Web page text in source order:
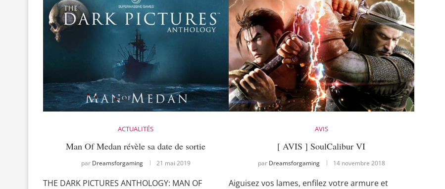
ACTUALITÉS
Man Of Medan révèle sa date de sortie
par Dreamsforgaming 21 mai 2019
THE DARK PICTURES ANTHOLOGY: MAN OF
AVIS
[ AVIS ] SoulCalibur VI
par Dreamsforgaming 14 novembre 2018
Aiguisez vos lames, enfilez votre armure et